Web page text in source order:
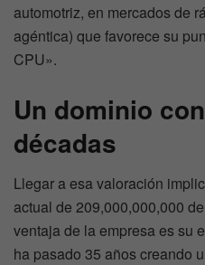
automotriz, en mercados de
agéntica) que favorece su
CPU».
Un dominio
décadas
Llegar a esa valoración
actual de 209,000,000,000
ventaja de la empresa es su
ha pasado 35 años creando